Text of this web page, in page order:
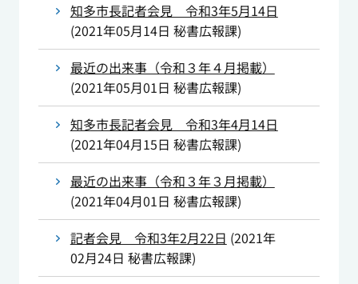
知多市長記者会見 令和3年5月14日
(2021年05月14日 秘書広報課)
最近の出来事（令和３年４月掲載）
(2021年05月01日 秘書広報課)
知多市長記者会見 令和3年4月14日
(2021年04月15日 秘書広報課)
最近の出来事（令和３年３月掲載）
(2021年04月01日 秘書広報課)
記者会見 令和3年2月22日 (2021年
02月24日 秘書広報課)